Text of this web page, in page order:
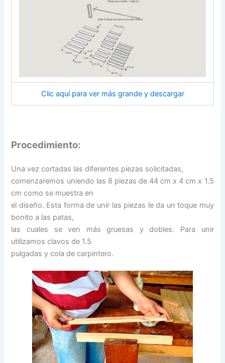
Clic aquí para ver más grande y descargar
Procedimiento:
Una vez cortadas las diferentes piezas solicitadas,
comenzaremos uniendo las 8 piezas de 44 cm x 4 cm x 1.5
cm como se muestra en
el diseño. Esta forma de unir las piezas le da un toque muy
bonito a las patas,
las cuales se ven más gruesas y dobles. Para unir
utilizamos clavos de 1.5
pulgadas y cola de carpintero.